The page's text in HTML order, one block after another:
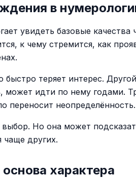
в
увидеть базовые качества
к чему стремится, как
теряет интерес.
может идти по нему годами.
переносит неопределённость.
Но она может
чаще других.
характера